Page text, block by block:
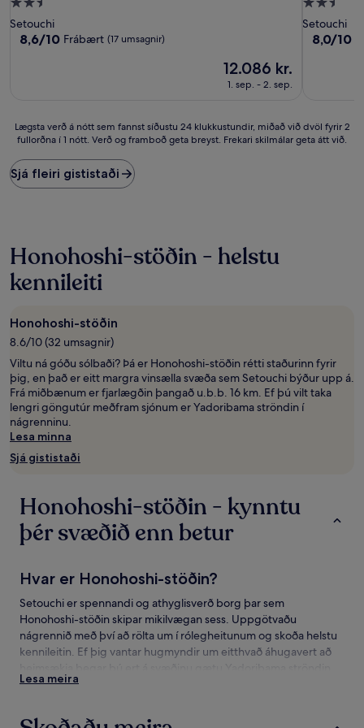
stjörnu
gististaður
Setouchi
8.6
8,6/10 Frábært (17 umsagnir)
Verðið
er
12.086 kr.
12.086 kr.
1. sep. - 2. sep.
stjörnu
gististaður
Setouchi
8.0
umsögn)
8,0/10
Lægsta
verð
nótt
sem
klukkustundir,
miðað
við
dvöl
2
fullorðna
í
1
nótt.
Verð
og
framboð
geta
Frekari
við.
Lægsta verð á nótt sem fannst síðustu 24 klukkustundir, miðað við dvöl fyrir 2
fullorðna í 1 nótt. Verð og framboð geta breyst. Frekari skilmálar geta átt við.
Sjá fleiri gististaði
Honohoshi-stöðin - helstu
kennileiti
Honohoshi-stöðin
8.6/10 (32 umsagnir)
Viltu ná góðu sólbaði? Þá er Honohoshi-stöðin rétti staðurinn fyrir
þig, en það er eitt margra vinsælla svæða sem Setouchi býður upp á.
Frá miðbænum er fjarlægðin þangað u.b.b. 16 km. Ef þú vilt taka
lengri göngutúr meðfram sjónum er Yadoribama ströndin í
nágrenninu.
Lesa minna
Sjá gististaði
Honohoshi-stöðin - kynntu
þér svæðið enn betur
Hvar er Honohoshi-stöðin?
Setouchi er spennandi og athyglisverð borg þar sem
Honohoshi-stöðin skipar mikilvægan sess. Uppgötvaðu
nágrennið með því að rölta um í rólegheitunum og skoða helstu
kennileitin. Ef þig vantar hugmyndir um eitthvað áhugavert að
og Manenzaki útsýnispallur hentað þér.
Honohoshi-stöðin - áhugavert að gera og
Lesa meira